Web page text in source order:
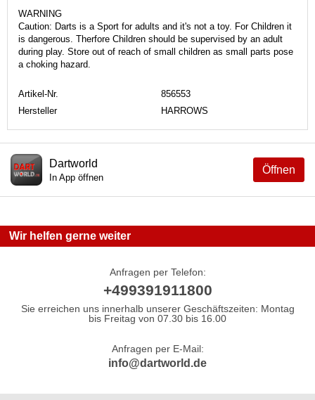
WARNING
Caution: Darts is a Sport for adults and it's not a toy. For Children it
is dangerous. Therfore Children should be supervised by an adult
during play. Store out of reach of small children as small parts pose
a choking hazard.
Artikel-Nr.
856553
Hersteller
HARROWS
Öffnen
Dartworld
In App öffnen
Wir helfen gerne weiter
Anfragen per Telefon:
+499391911800
Sie erreichen uns innerhalb unserer Geschäftszeiten: Montag
bis Freitag von 07.30 bis 16.00
Anfragen per E-Mail:
info@dartworld.de